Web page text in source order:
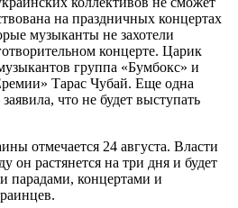
на праздничных концертах
музыканты не захотели
концерте. Царик
группа «Бумбокс» и
Тарас Чубай. Еще одна
что не будет выступать
отмечается 24 августа. Власти
он растянется на три дня и будет
парадами, концертами и